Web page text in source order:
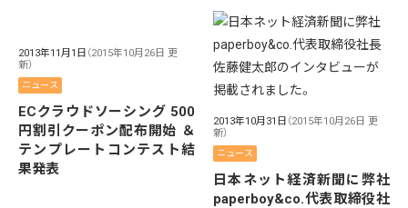
2013年11月1日 （2015年10月26日 更
新）
ニュース
ECクラウドソーシング 500
円割引クーポン配布開始 ＆
テンプレートコンテスト結
果発表
2013年10月31日 （2015年10月26日 更
新）
ニュース
日本ネット経済新聞に弊社
paperboy&co.代表取締役社